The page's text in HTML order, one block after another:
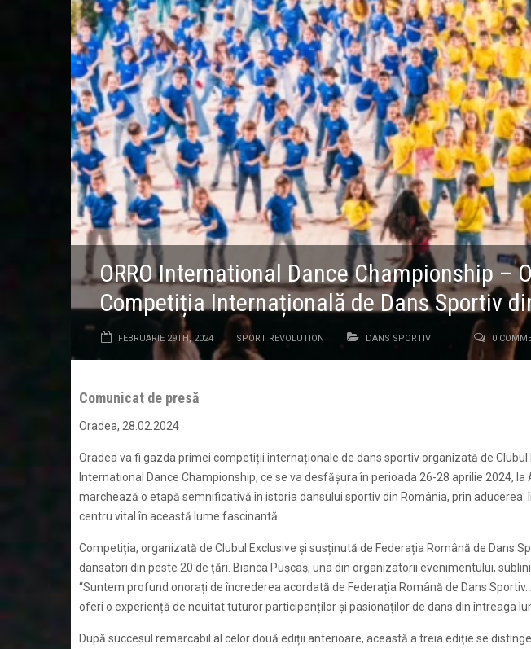
ORRO International Dance Championship –
Competiția Internațională de Dans Sportiv
FEBRUARIE 29TH, 2024 SPORT REVOLUTION DANS SPORTIV 0
Comunicat de presă
Oradea, 28.02.2024
Oradea va fi gazda primei competiții internaționale de dans sportiv organizată de Clubul
International Dance Championship, ce se va desfășura în perioada 26-28 aprilie 2024,
marchează o etapă semnificativă în istoria dansului sportiv din România, prin aducerea
centru vital în această lume fascinantă.
Competiția, organizată de Clubul Exclusive și susținută de Federația Română de Dans
dansatori din peste 20 de țări. Bianca Pușcaș, una din organizatorii evenimentului,
“Suntem profund onorați de încrederea acordată de Federația Română de Dans
oferi o experiență de neuitat tuturor participanților și pasionaților de dans din întreaga
După succesul remarcabil al celor două ediții anterioare, această a treia ediție se